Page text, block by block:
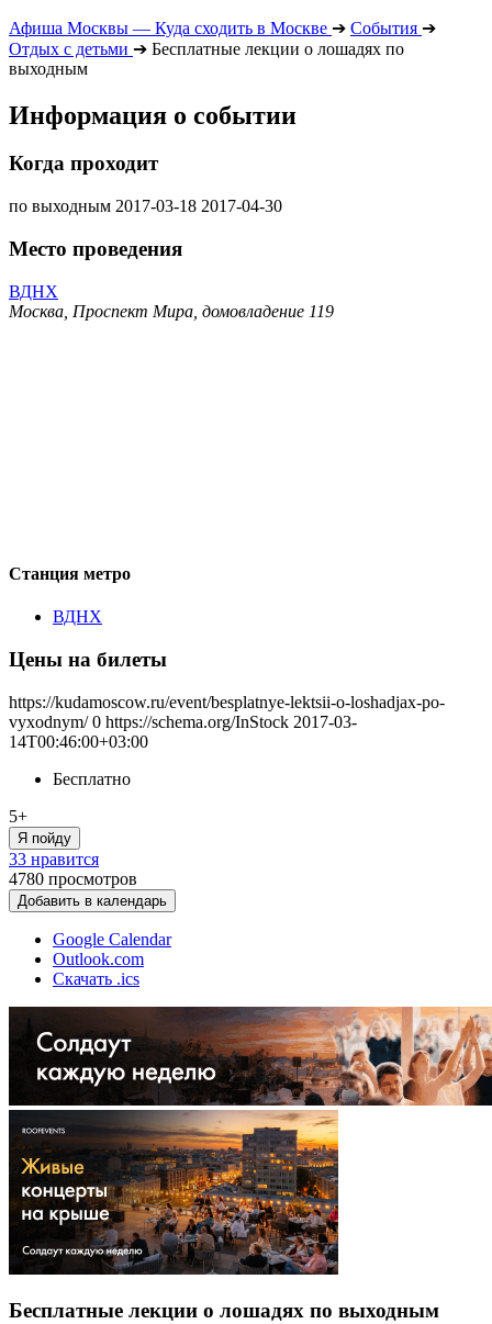
Афиша Москвы — Куда сходить в Москве ➔ События ➔
Отдых с детьми ➔ Бесплатные лекции о лошадях по
выходным
Информация о событии
Когда проходит
по выходным 2017-03-18 2017-04-30
Место проведения
ВДНХ
Москва, Проспект Мира, домовладение 119
Станция метро
ВДНХ
Цены на билеты
https://kudamoscow.ru/event/besplatnye-lektsii-o-loshadjax-po-
vyxodnym/ 0 https://schema.org/InStock 2017-03-
14T00:46:00+03:00
Бесплатно
5+
Я пойду
33 нравится
4780 просмотров
Добавить в календарь
Google Calendar
Outlook.com
Скачать .ics
Бесплатные лекции о лошадях по выходным